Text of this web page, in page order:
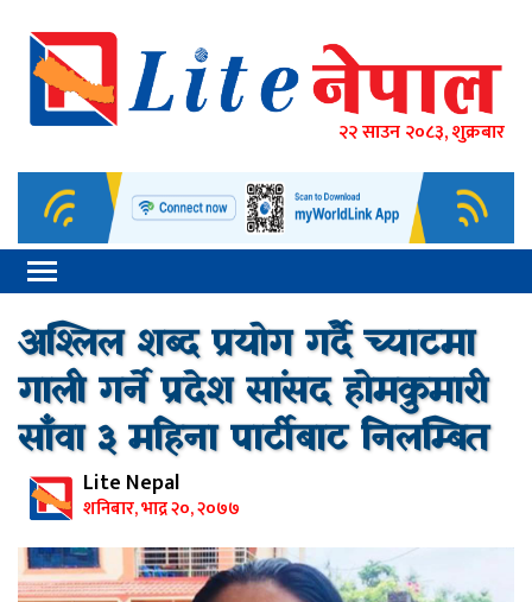
२२ साउन २०८३, शुक्रबार
अश्लिल शब्द प्रयोग गर्दै च्याटमा
गाली गर्ने प्रदेश सांसद होमकुमारी
साँवा ३ महिना पार्टीबाट निलम्बित
Lite Nepal
शनिबार, भाद्र २०, २०७७